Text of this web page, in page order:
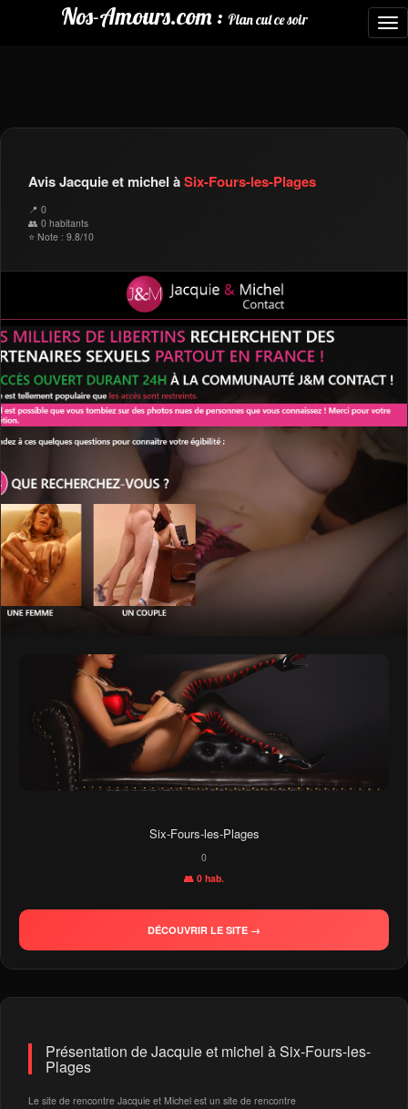
Nos-Amours.com : Plan cul ce soir
Avis Jacquie et michel àSix-Fours-les-Plages
📍 0
👥 0 habitants
⭐ Note : 9.8/10
Six-Fours-les-Plages
0
👥 0 hab.
DÉCOUVRIR LE SITE →
Présentation de Jacquie et michel à Six-Fours-les-
Plages
Le site de rencontre Jacquie et Michel est un site de rencontre